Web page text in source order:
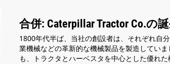
合併: Caterpillar Tractor Co.の
1800年代半ば、当社の創設者は、それぞれ自
業機械などの革新的な機械製品を製造してい
も、トラクタとハーベスタを中心とした優れ